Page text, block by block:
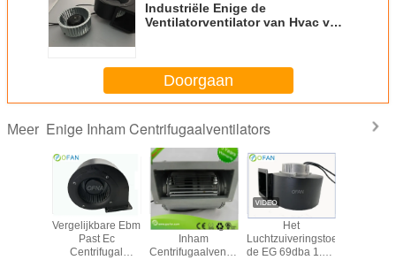
Industriële Enige de
Ventilatorventilator van Hvac van
Doorgaan
Meer Enige Inham Centrifugaalventilators
Vergelijkbare Ebm
Past Ec
Centrifugal
220V AC Enige
Inham
Centrifugaalventilators
Het
Luchtzuiveringstoestel
de EG 69dba 1.0A